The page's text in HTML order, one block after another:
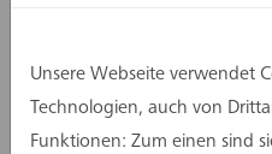
vor, dass sich das
Bauweise und eine
Unsere Webseite verwendet
Technologien, auch von
Funktionen: Zum einen sind